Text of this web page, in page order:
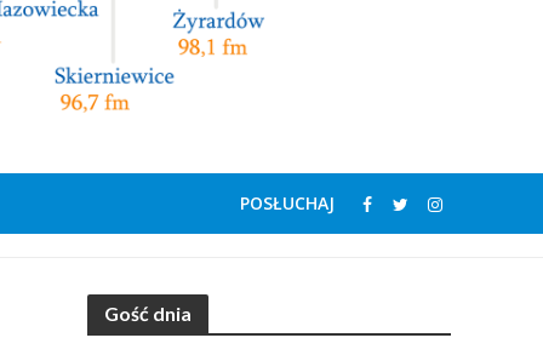
POSŁUCHAJ
Gość dnia